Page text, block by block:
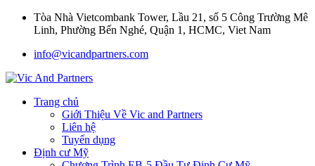
Tòa Nhà Vietcombank Tower, Lầu 21, số 5 Công Trường Mê
Linh, Phường Bến Nghé, Quận 1, HCMC, Viet Nam
info@vicandpartners.com
Trang chủ
Giới Thiệu Về Vic and Partners
Liên hệ
Tuyển dụng
Định cư Mỹ